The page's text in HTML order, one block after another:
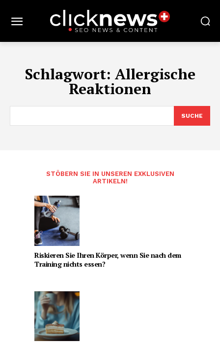
Schlagwort: Allergische
Reaktionen
SUCHE
STÖBERN SIE IN UNSEREN EXKLUSIVEN
ARTIKELN!
Riskieren Sie Ihren Körper, wenn Sie nach dem
Training nichts essen?